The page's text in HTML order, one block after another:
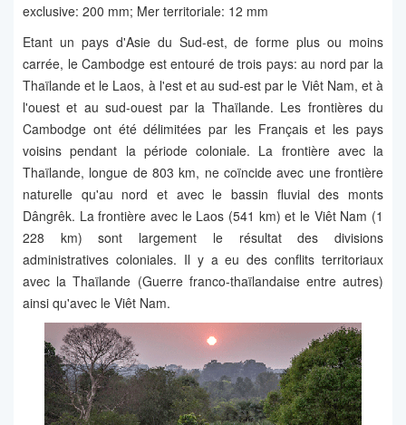
exclusive: 200 mm; Mer territoriale: 12 mm
Etant un pays d'Asie du Sud-est, de forme plus ou moins
carrée, le Cambodge est entouré de trois pays: au nord par la
Thaïlande et le Laos, à l'est et au sud-est par le Viêt Nam, et à
l'ouest et au sud-ouest par la Thaïlande. Les frontières du
Cambodge ont été délimitées par les Français et les pays
voisins pendant la période coloniale. La frontière avec la
Thaïlande, longue de 803 km, ne coïncide avec une frontière
naturelle qu'au nord et avec le bassin fluvial des monts
Dângrêk. La frontière avec le Laos (541 km) et le Viêt Nam (1
228 km) sont largement le résultat des divisions
administratives coloniales. Il y a eu des conflits territoriaux
avec la Thaïlande (Guerre franco-thaïlandaise entre autres)
ainsi qu'avec le Viêt Nam.